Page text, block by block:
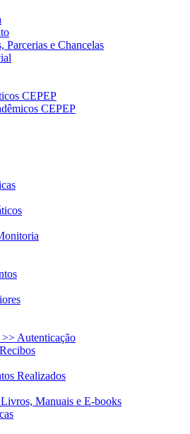
Parcerias e Chancelas
CEPEP
CEPEP
Autenticação
Realizados
Manuais e E-books